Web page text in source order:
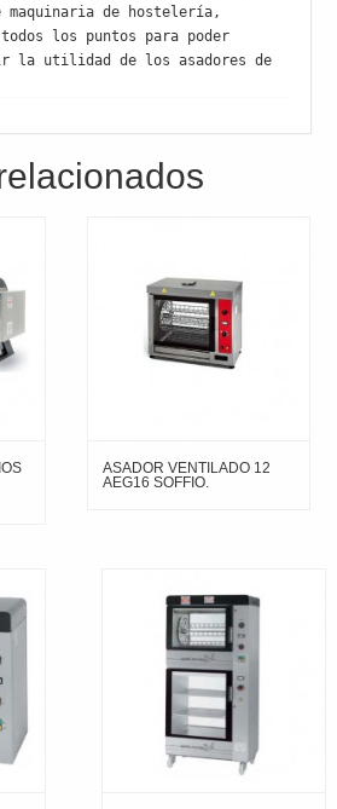
maquinaria de hostelería,
los puntos para poder
la utilidad de los asadores de
ASADOR VENTILADO 12
AEG16 SOFFIO.